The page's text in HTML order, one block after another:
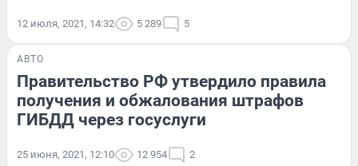
12 июля, 2021, 14:32 5 289 5
АВТО
Правительство РФ утвердило правила
получения и обжалования штрафов
ГИБДД через госуслуги
25 июня, 2021, 12:10 12 954 2